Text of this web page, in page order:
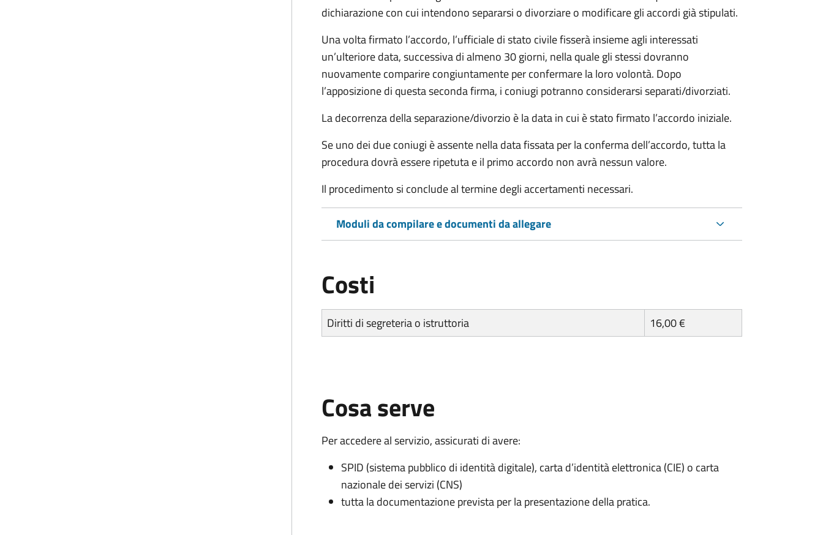
dichiarazione con cui intendono separarsi o divorziare o modificare gli accordi già stipulati.
Una volta firmato l’accordo, l’ufficiale di stato civile fisserà insieme agli interessati
un’ulteriore data, successiva di almeno 30 giorni, nella quale gli stessi dovranno
nuovamente comparire congiuntamente per confermare la loro volontà. Dopo
l’apposizione di questa seconda firma, i coniugi potranno considerarsi separati/divorziati.
La decorrenza della separazione/divorzio è la data in cui è stato firmato l’accordo iniziale.
Se uno dei due coniugi è assente nella data fissata per la conferma dell’accordo, tutta la
procedura dovrà essere ripetuta e il primo accordo non avrà nessun valore.
Il procedimento si conclude al termine degli accertamenti necessari.
Moduli da compilare e documenti da allegare
Costi
Diritti di segreteria o istruttoria 16,00 €
Cosa serve
Per accedere al servizio, assicurati di avere:
SPID (sistema pubblico di identità digitale), carta d’identità elettronica (CIE) o carta
nazionale dei servizi (CNS)
tutta la documentazione prevista per la presentazione della pratica.